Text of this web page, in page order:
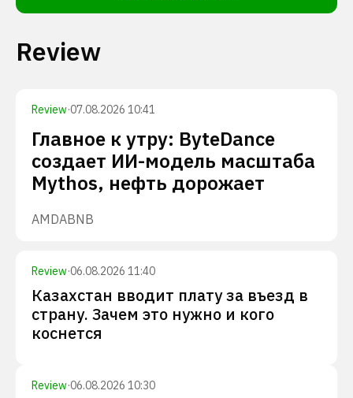
Review
Review·07.08.2026 10:41
Главное к утру: ByteDance
создает ИИ-модель масштаба
Mythos, нефть дорожает
AMDABNB
Review·06.08.2026 11:40
Казахстан вводит плату за въезд в
страну. Зачем это нужно и кого
коснется
Review·06.08.2026 10:30